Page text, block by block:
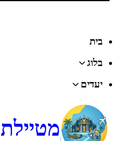
בית
בלוג
יעדים
מטיילת